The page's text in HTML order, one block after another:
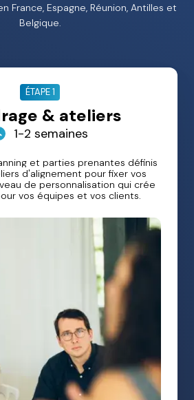
France, Espagne, Réunion, Antilles et
Belgique.
ÉTAPE 1
& ateliers
1-2 semaines
et parties prenantes définis
d'alignement pour fixer vos
de personnalisation qui crée
vos équipes et vos clients.